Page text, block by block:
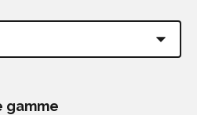
gamme